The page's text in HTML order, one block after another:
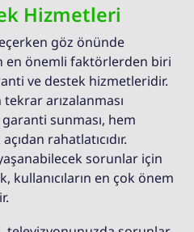
Hizmetleri
göz önünde
en önemli faktörlerden biri
ve destek hizmetleridir.
tekrar arızalanması
sunması, hem
rahatlatıcıdır.
sorunlar için
kullanıcıların en çok önem